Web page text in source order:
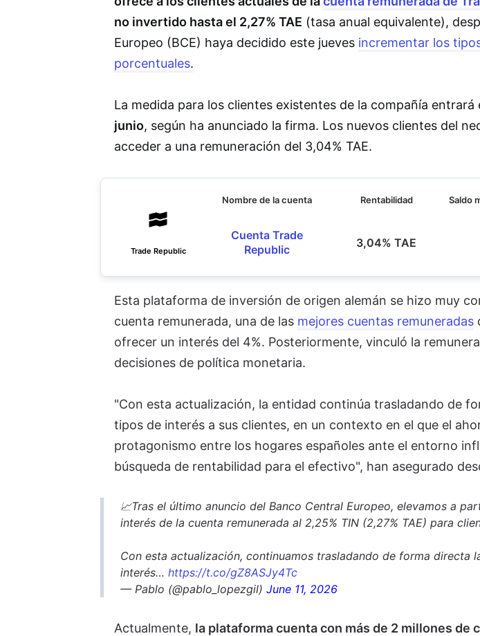
no invertido hasta el 2,27% TAE (tasa anual equivalente),
Europeo (BCE) haya decidido este jueves incrementar los
porcentuales.
La medida para los clientes existentes de la compañía entrará
junio, según ha anunciado la firma. Los nuevos clientes del
acceder a una remuneración del 3,04% TAE.
Trade Republic
Nombre de la cuenta
Cuenta Trade
Republic
Rentabilidad
3,04% TAE
Saldo
Esta plataforma de inversión de origen alemán se hizo muy
cuenta remunerada, una de las mejores cuentas remuneradas
ofrecer un interés del 4%. Posteriormente, vinculó la
decisiones de política monetaria.
"Con esta actualización, la entidad continúa trasladando de
tipos de interés a sus clientes, en un contexto en el que el
protagonismo entre los hogares españoles ante el entorno
búsqueda de rentabilidad para el efectivo", han asegurado
📈Tras el último anuncio del Banco Central Europeo, elevamos a
interés de la cuenta remunerada al 2,25% TIN (2,27% TAE) para
Con esta actualización, continuamos trasladando de forma directa
interés… https://t.co/gZ8ASJy4Tc
— Pablo (@pablo_lopezgil) June 11, 2026
Actualmente, la plataforma cuenta con más de 2 millones de